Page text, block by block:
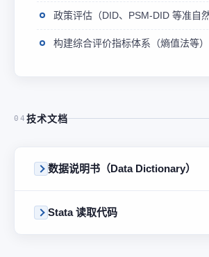
政策评估（DID、PSM-DID 等准自然
构建综合评价指标体系（熵值法等）
04 技术文档
数据说明书（Data Dictionary）
Stata 读取代码